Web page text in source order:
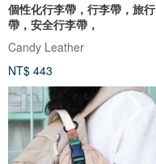
個性化行李帶，行李帶，旅行
帶，安全行李帶，
Candy Leather
NT$ 443